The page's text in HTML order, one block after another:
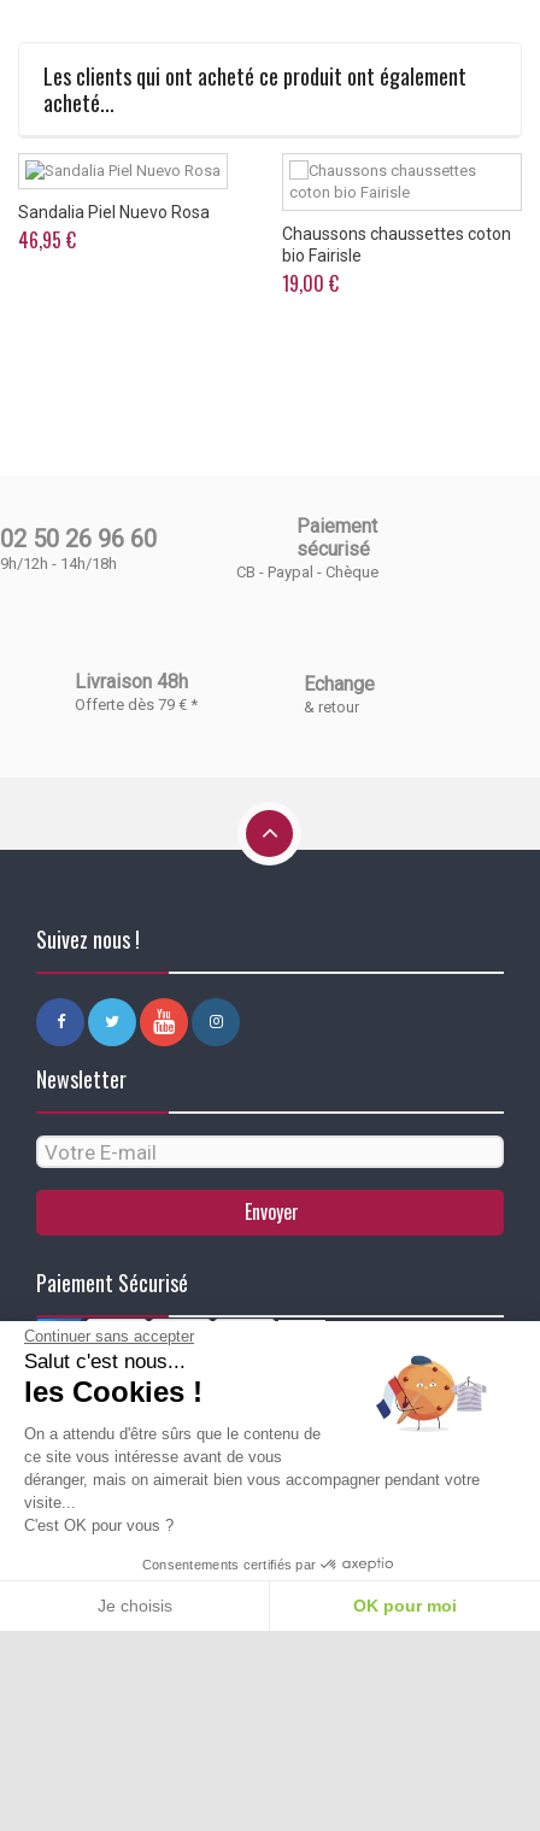
Besoin d'aide pour choisir une
taille ou une pointure ?
Les clients qui ont acheté ce produit ont également
acheté...
Sandalia Piel Nuevo Rosa
46,95 €
Chaussons chaussettes coton
bio Fairisle
19,00 €
02 50 26 96 60
9h/12h - 14h/18h
Paiement
sécurisé
CB - Paypal - Chèque
Livraison 48h
Offerte dès 79 € *
Echange
& retour
Suivez nous !
Newsletter
Envoyer
Paiement Sécurisé
Ma Livraison
Continuer sans accepter
Salut c'est nous...
les Cookies !
On a attendu d'être sûrs que le contenu de
ce site vous intéresse avant de vous
déranger, mais on aimerait bien vous accompagner pendant votre
visite...
C'est OK pour vous ?
Consentements certifiés par
Je choisis OK pour moi